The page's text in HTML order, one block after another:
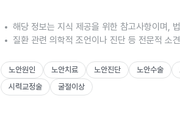
해당 정보는 지식 제공을 위한 참고사항이며,
질환 관련 의학적 조언이나 진단 등 전문적 소
노안원인 노안치료 노안진단 노안수술
시력교정술
굴절이상